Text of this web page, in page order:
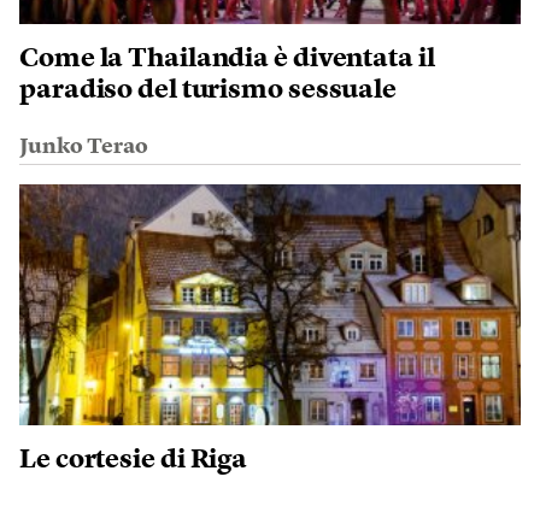
Come la Thailandia è diventata il
paradiso del turismo sessuale
Junko Terao
Le cortesie di Riga